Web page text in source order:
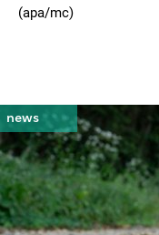
(apa/mc)